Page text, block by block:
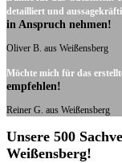
detailliert und
in Anspruch nehmen!
Oliver B. aus Weißensberg
Möchte mich für das
empfehlen!
Reiner G. aus Weißensberg
Unsere 500
Weißensberg!